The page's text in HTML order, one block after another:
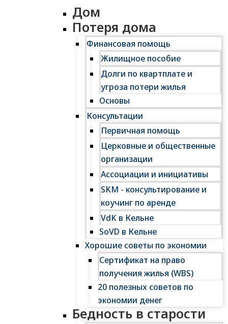
Дом
Потеря дома
Финансовая помощь
Жилищное пособие
Долги по квартплате и
угроза потери жилья
Основы
Консультации
Первичная помощь
Церковные и общественные
организации
Ассоциации и инициативы
SKM - консультирование и
коучинг по аренде
VdK в Кельне
SoVD в Кельне
Хорошие советы по экономии
Сертификат на право
получения жилья (WBS)
20 полезных советов по
экономии денег
Бедность в старости